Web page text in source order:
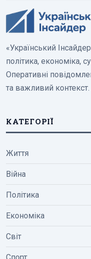
«Український
політика, економіка,
Оперативні
та важливий контекст.
КАТЕГОРІЇ
Життя
Війна
Політика
Економіка
Світ